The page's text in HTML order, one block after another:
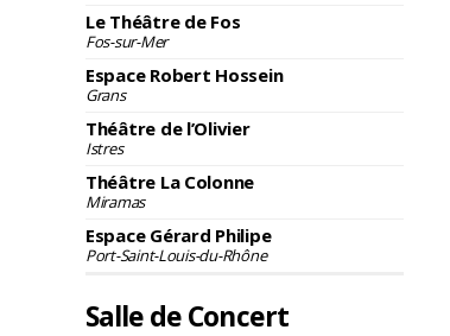
Le Théâtre de Fos
Fos-sur-Mer
Espace Robert Hossein
Grans
Théâtre de l’Olivier
Istres
Théâtre La Colonne
Miramas
Espace Gérard Philipe
Port-Saint-Louis-du-Rhône
Salle de Concert